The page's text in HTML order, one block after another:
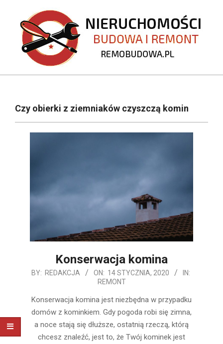
content
REMOBUDOWA.PL
NavigationCzy obierki z ziemniaków czyszczą komin
Konserwacja komina
2020-
14
BY: REDAKCJA ON: 14 STYCZNIA, 2020
IN:
REMONT
Konserwacja komina jest niezbędna w przypadku
domów z kominkiem. Gdy pogoda robi się zimna,
a noce stają się dłuższe, ostatnią rzeczą, którą
chcesz znaleźć, jest to, że Twój kominek jest